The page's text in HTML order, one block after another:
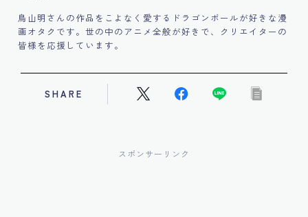
鳥山明さんの作品をこよなく愛するドラゴンボールが好きな漫
画オタクです。世の中のアニメ全般が好きで、クリエイターの
皆様を応援しています。
SHARE
スポンサーリンク